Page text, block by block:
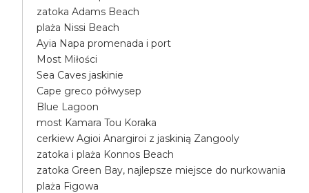
zatoka Adams Beach
plaża Nissi Beach
Ayia Napa promenada i port
Most Miłości
Sea Caves jaskinie
Cape greco półwysep
Blue Lagoon
most Kamara Tou Koraka
cerkiew Agioi Anargiroi z jaskinią Zangooly
zatoka i plaża Konnos Beach
zatoka Green Bay, najlepsze miejsce do nurkowania
plaża Figowa